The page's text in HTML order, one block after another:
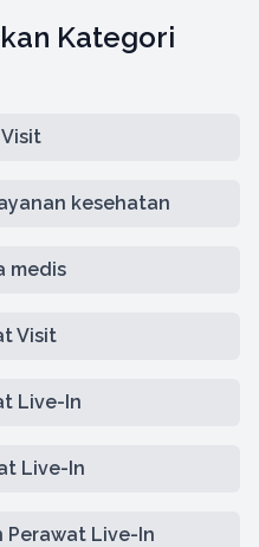
Kategori
kesehatan
medis
Visit
Live-In
Live-In
Perawat Live-In